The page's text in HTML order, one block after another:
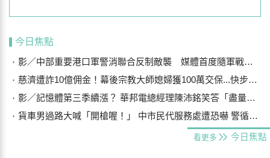
今日焦點
影／中部重要港口軍警消聯合反制敵襲 媒體首度隨軍戰鬥演練
慈濟遭詐10億佣金！幕後宗教大師媳婦獲100萬交保...快步奔離不發一語
影／記憶體第三季續漲？ 華邦電總經理陳沛銘笑答「盡量不要漲太多」
貨車男過路大喊「開槍喔！」 中市民代服務處遭恐嚇 警循線追緝
看更多 今日焦點